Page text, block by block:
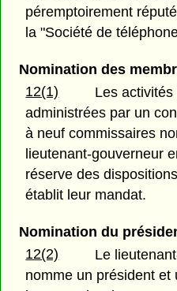
péremptoirement
la "Société de
Nomination des
12(1)
Les
administrées par un
à neuf commissaires
lieutenant-gouverneur
réserve des
établit leur mandat.
Nomination du
12(2)
Le
nomme un président et